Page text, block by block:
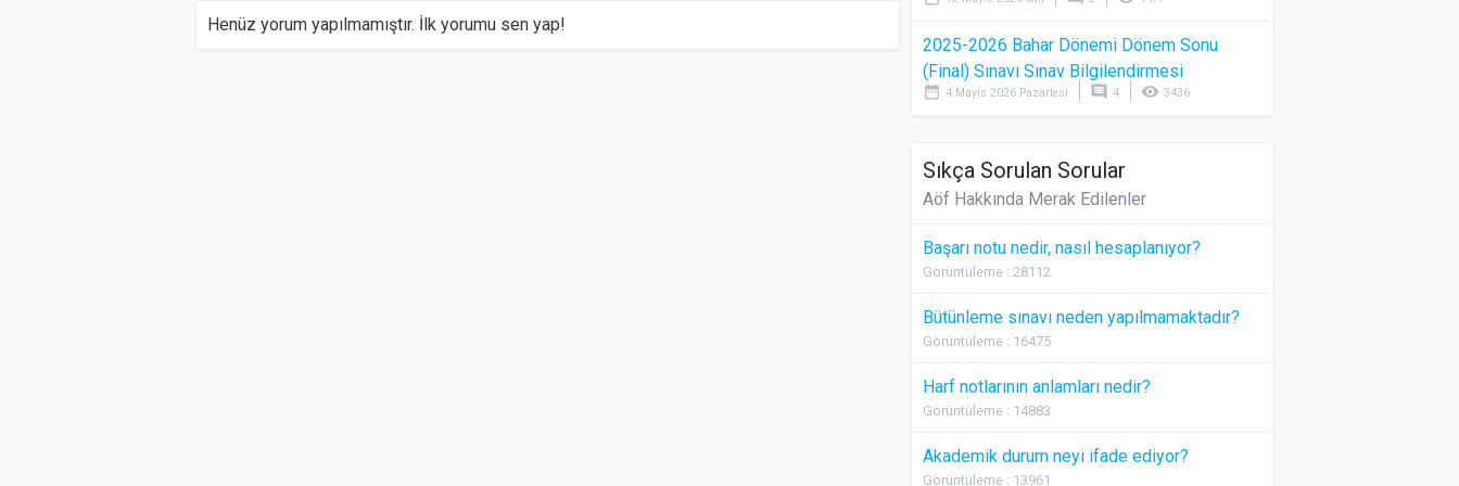
Henüz yorum yapılmamıştır. İlk yorumu sen yap!
2025-2026 Bahar Dönemi Dönem Sonu
(Final) Sınavı Sınav Bilgilendirmesi
date_range 4 Mayıs 2026 Pazartesi comment 4 visibility 3436
Sıkça Sorulan Sorular
Aöf Hakkında Merak Edilenler
Başarı notu nedir, nasıl hesaplanıyor?
Görüntüleme : 28112
Bütünleme sınavı neden yapılmamaktadır?
Görüntüleme : 16475
Harf notlarının anlamları nedir?
Görüntüleme : 14883
Akademik durum neyi ifade ediyor?
Görüntüleme : 13961